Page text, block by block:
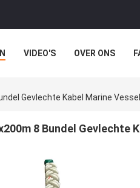
VIDEO'S OVER ONS
Gevlechte Kabel Marine
8 Bundel Gevlechte